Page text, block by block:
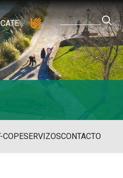
COPESERVIZOSCONTACTO